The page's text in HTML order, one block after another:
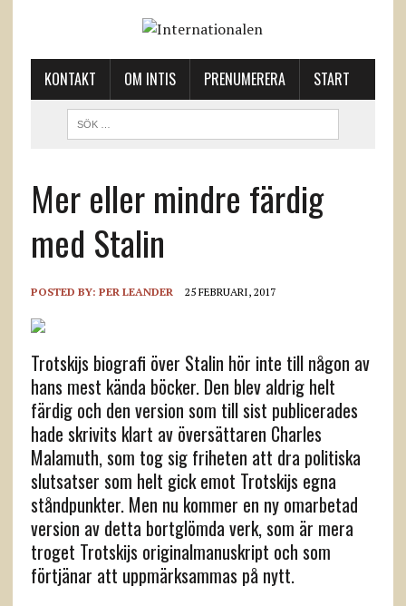
KONTAKT OM INTIS PRENUMERERA START
Mer eller mindre färdig
med Stalin
POSTED BY: PER LEANDER 25 FEBRUARI, 2017
Trotskijs biografi över Stalin hör inte till någon av
hans mest kända böcker. Den blev aldrig helt
färdig och den version som till sist publicerades
hade skrivits klart av översättaren Charles
Malamuth, som tog sig friheten att dra politiska
slutsatser som helt gick emot Trotskijs egna
ståndpunkter. Men nu kommer en ny omarbetad
version av detta bortglömda verk, som är mera
troget Trotskijs originalmanuskript och som
förtjänar att uppmärksammas på nytt.